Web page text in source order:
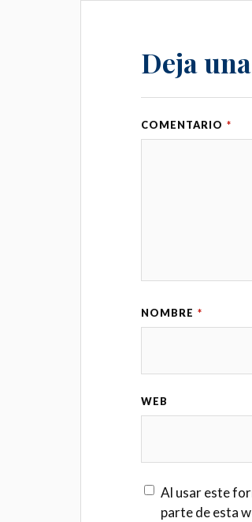
Deja
COMENTARIO *
NOMBRE *
WEB
Al usar este
parte de esta